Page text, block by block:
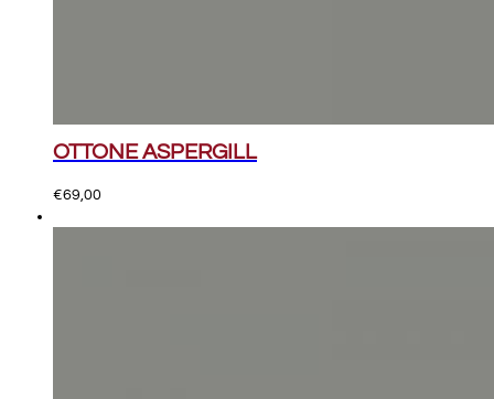
OTTONE ASPERGILL
€69,00